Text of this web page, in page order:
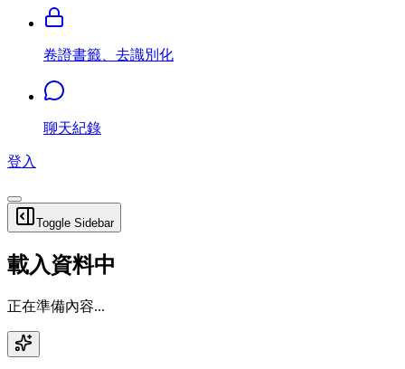
卷證書籤、去識別化
聊天紀錄
登入
Toggle Sidebar
載入資料中
正在準備內容...